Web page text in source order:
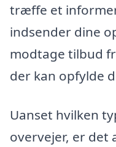
træffe et
indsender dine
modtage tilbud
der kan opfylde
Uanset hvilken
overvejer, er det